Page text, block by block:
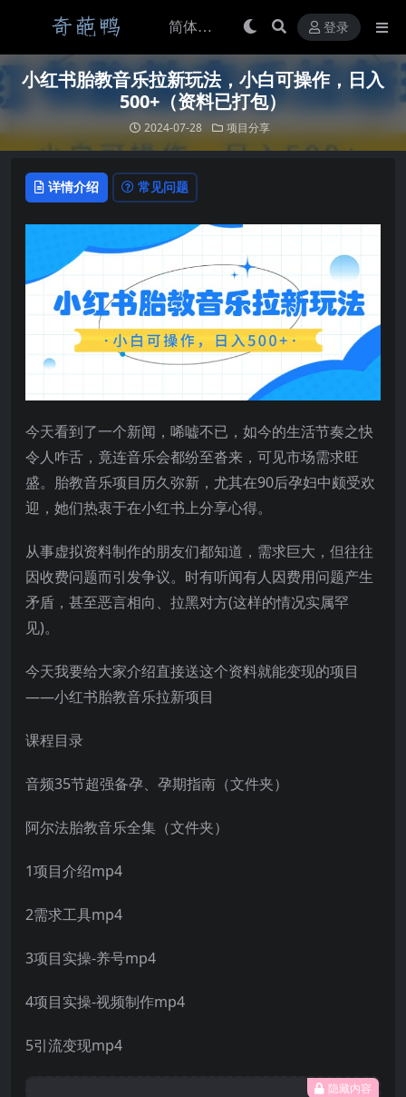
登录
小红书胎教音乐拉新玩法，小白可操作，日入
500+（资料已打包）
2024-07-28 项目分享
详情介绍 常见问题
今天看到了一个新闻，唏嘘不已，如今的生活节奏之快
令人咋舌，竟连音乐会都纷至沓来，可见市场需求旺
盛。胎教音乐项目历久弥新，尤其在90后孕妇中颇受欢
迎，她们热衷于在小红书上分享心得。
从事虚拟资料制作的朋友们都知道，需求巨大，但往往
因收费问题而引发争议。时有听闻有人因费用问题产生
矛盾，甚至恶言相向、拉黑对方(这样的情况实属罕
见)。
今天我要给大家介绍直接送这个资料就能变现的项目
——小红书胎教音乐拉新项目
课程目录
音频35节超强备孕、孕期指南（文件夹）
阿尔法胎教音乐全集（文件夹）
1项目介绍mp4
2需求工具mp4
3项目实操-养号mp4
4项目实操-视频制作mp4
5引流变现mp4
隐藏内容